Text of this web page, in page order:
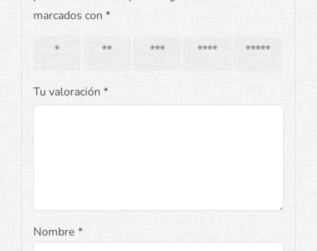
marcados con *
1 de 5 2 de 5 3 de 5 4 de 5 5 de 5
Tu valoración *
Nombre *